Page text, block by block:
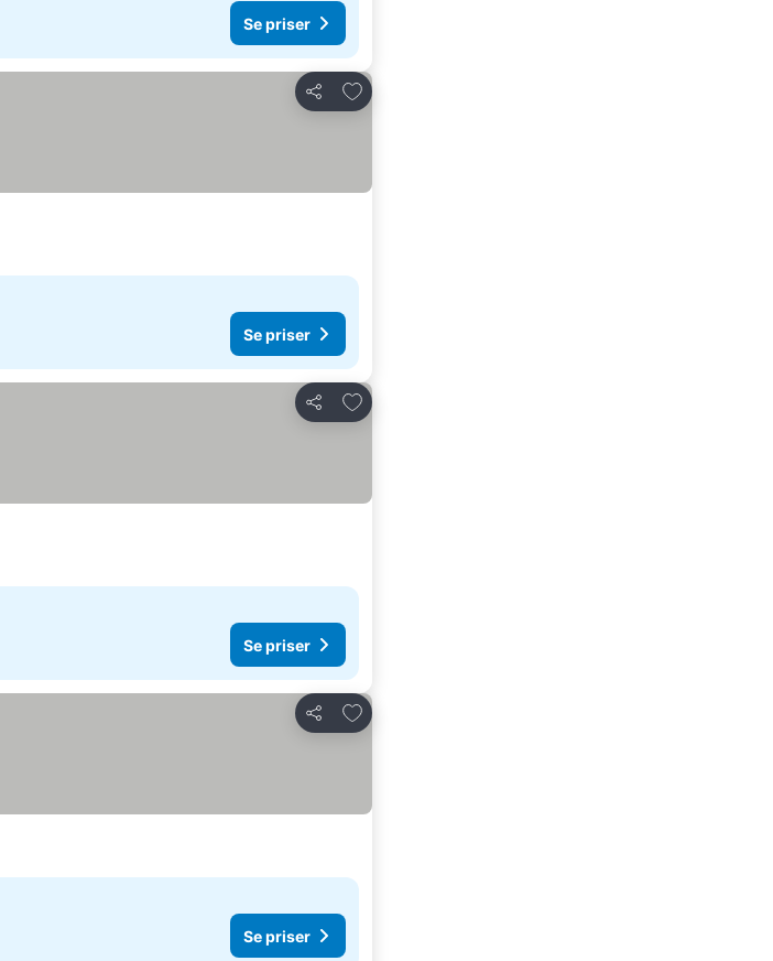
Se priser
Dela
Lägg till i Mina Favoriter
Se priser
Dela
Lägg till i Mina Favoriter
Se priser
Dela
Lägg till i Mina Favoriter
Se priser